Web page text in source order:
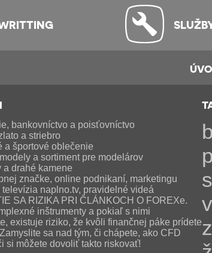
bankovníctvo a poisťovníctvo
a striebro
a športové oblečenie
a sortiment pre modelárov
a drahé kamene
značke, online podnikaní, marketingu
televízia naplno.tv, pravidelné videá
SA RIZIKA PRI ČLÁNKOCH O FOREXe.
inštrumenty a pokiaľ s nimi
existuje riziko, že kvôli finančnej páke prídete
sa nad tým, či chápete, ako CFD
si môžete dovoliť takto riskovať!